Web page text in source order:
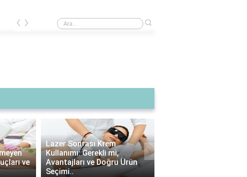
Elio'nun görsel tasarımı nasıl oluşturuldu?
‹ ›
Ürün
Lazer Epilasyon Sonrası
Çıkan Tüyler: Doğru Alım
İpuçları ve Bakım Strateji..
›